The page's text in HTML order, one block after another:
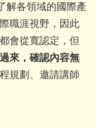
解各領域的國際產
職涯視野，因此
會從寬認定，但
來，確認內容無
規劃、邀請講師